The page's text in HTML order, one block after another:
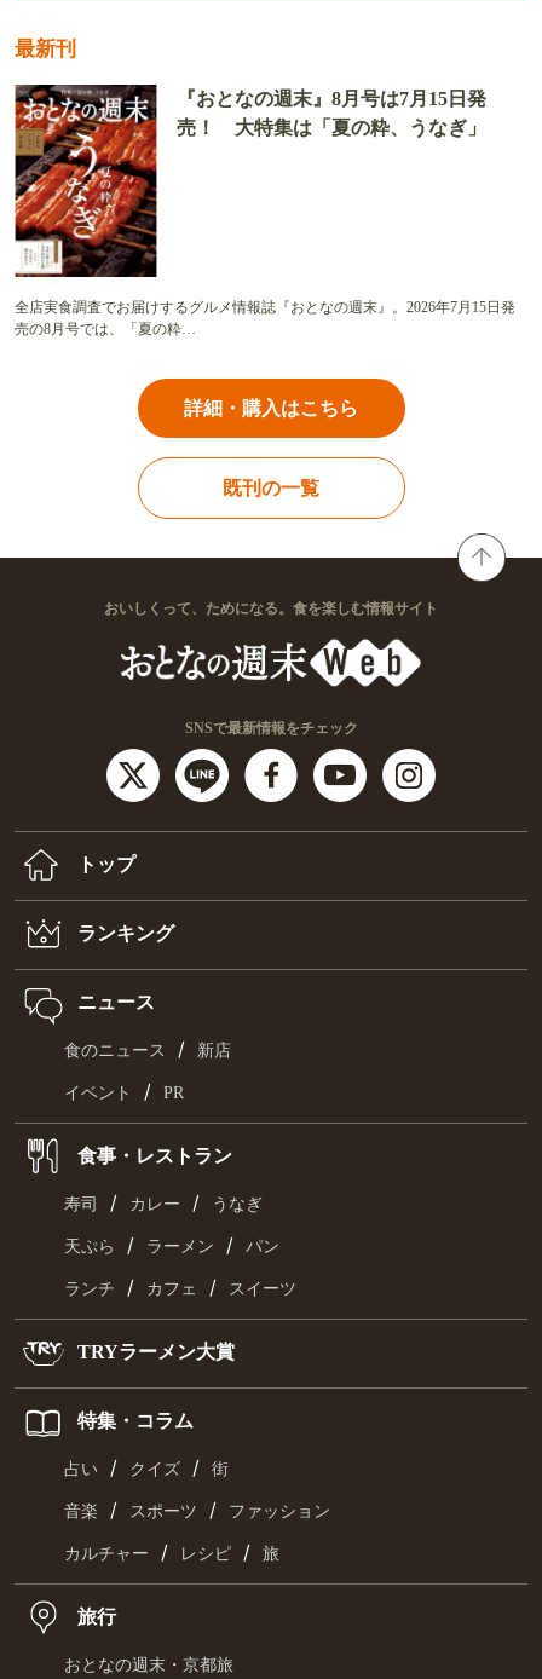
最新刊
『おとなの週末』8月号は7月15日発
売！ 大特集は「夏の粋、うなぎ」
全店実食調査でお届けするグルメ情報誌『おとなの週末』。2026年7月15日発
売の8月号では、「夏の粋…
詳細・購入はこちら
既刊の一覧
おいしくって、ためになる。食を楽しむ情報サイト
SNSで最新情報をチェック
トップ
ランキング
ニュース
食のニュース / 新店
イベント / PR
食事・レストラン
寿司 / カレー / うなぎ
天ぷら / ラーメン / パン
ランチ / カフェ / スイーツ
TRYラーメン大賞
特集・コラム
占い / クイズ / 街
音楽 / スポーツ / ファッション
カルチャー / レシピ / 旅
旅行
おとなの週末・京都旅